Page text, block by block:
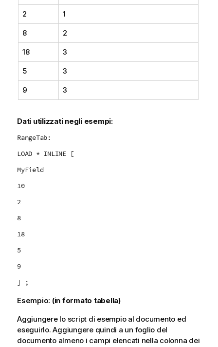
2 1
8 2
18 3
5 3
9 3
Dati utilizzati negli esempi:
RangeTab:
LOAD * INLINE [
MyField
10
2
8
18
5
9
] ;
Esempio: (in formato tabella)
Aggiungere lo script di esempio al documento ed
eseguirlo. Aggiungere quindi a un foglio del
documento almeno i campi elencati nella colonna dei